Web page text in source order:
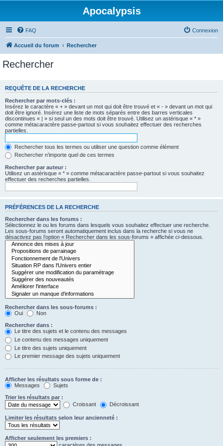
Apocalypsis
FAQ Connexion
Accueil du forum Rechercher
Rechercher
REQUÊTE DE LA RECHERCHE
Rechercher par mots-clés :
Insérez le caractère « + » devant un mot qui doit être trouvé et « - » devant un mot qui
doit être ignoré. Insérez une liste de mots séparés entre des barres verticales
discontinues « | » si seul un des mots doit être trouvé. Utilisez un astérisque « * »
comme métacaractère passe-partout si vous souhaitez effectuer des recherches
partielles.
Rechercher tous les termes ou utiliser une question comme élément
Rechercher n’importe quel de ces termes
Rechercher par auteur :
Utilisez un astérisque « * » comme métacaractère passe-partout si vous souhaitez
effectuer des recherches partielles.
PRÉFÉRENCES DE LA RECHERCHE
Rechercher dans les forums :
Sélectionnez le ou les forums dans lesquels vous souhaitez effectuer une recherche.
Les sous-forums seront automatiquement inclus dans la recherche si vous ne
désactivez pas l’option « Rechercher dans les sous-forums » affichée ci-dessous.
Rechercher dans les sous-forums :
Oui
Non
Rechercher dans :
Le titre des sujets et le contenu des messages
Le contenu des messages uniquement
Le titre des sujets uniquement
Le premier message des sujets uniquement
Afficher les résultats sous forme de :
Messages
Sujets
Trier les résultats par :
Croissant
Décroissant
Limiter les résultats selon leur ancienneté :
Afficher seulement les premiers :